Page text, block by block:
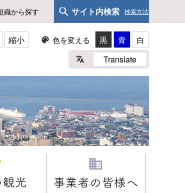
織から探す サイト内検索 検索方法
縮小 色を変える 黒 青
白
Translate